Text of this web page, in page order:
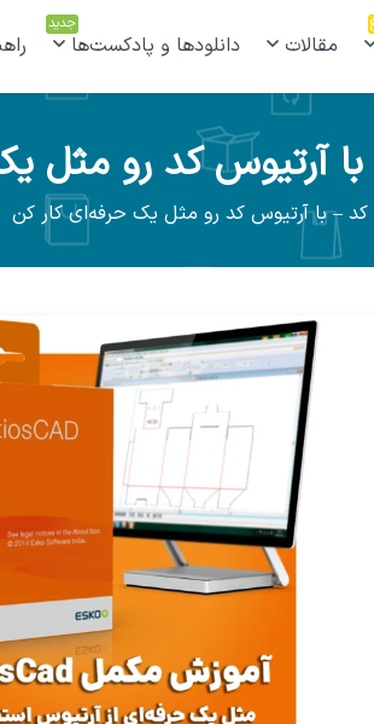
مقالات دانلودها و پادکست‌ها
جدید
با آرتیوس کد رو مثل
کد – با آرتیوس کد رو مثل یک حرفه‌ای کار کن